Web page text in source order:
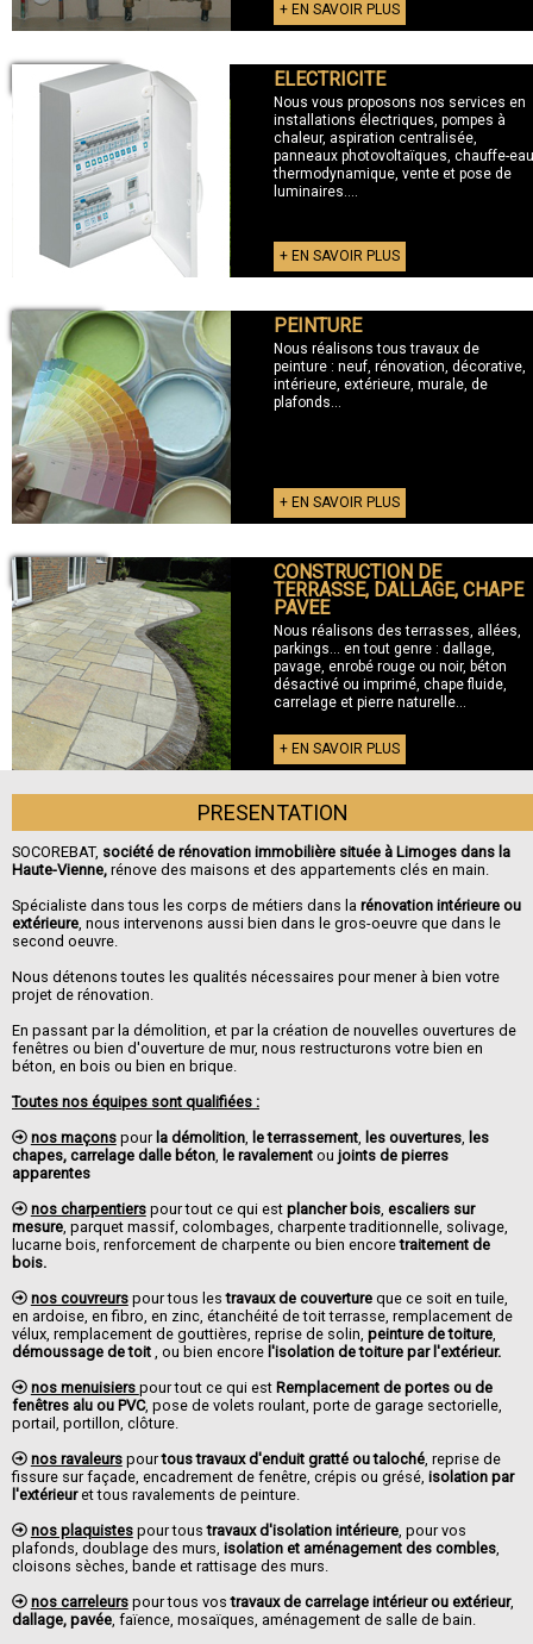
+ EN SAVOIR PLUS
+ ELECTRICITE ELECTRICITE
Nous vous proposons nos services en
installations électriques, pompes à
chaleur, aspiration centralisée,
panneaux photovoltaïques, chauffe-eau
thermodynamique, vente et pose de
luminaires....
+ EN SAVOIR PLUS
+ PEINTURE PEINTURE
Nous réalisons tous travaux de
peinture : neuf, rénovation, décorative,
intérieure, extérieure, murale, de
plafonds...
+ EN SAVOIR PLUS
+ TERRASSE CONSTRUCTION DE
TERRASSE, DALLAGE, CHAPE
PAVEE
Nous réalisons des terrasses, allées,
parkings... en tout genre : dallage,
pavage, enrobé rouge ou noir, béton
désactivé ou imprimé, chape fluide,
carrelage et pierre naturelle...
+ EN SAVOIR PLUS
PRESENTATION
SOCOREBAT, société de rénovation immobilière située à Limoges dans la
Haute-Vienne, rénove des maisons et des appartements clés en main.
Spécialiste dans tous les corps de métiers dans la rénovation intérieure ou
extérieure , nous intervenons aussi bien dans le gros-oeuvre que dans le
second oeuvre.
Nous détenons toutes les qualités nécessaires pour mener à bien votre
projet de rénovation.
En passant par la démolition, et par la création de nouvelles ouvertures de
fenêtres ou bien d'ouverture de mur, nous restructurons votre bien en
béton, en bois ou bien en brique.
Toutes nos équipes sont qualifiées :
nos maçonspour la démolition, le terrassement, les ouvertures, les
chapes, carrelage dalle béton le ravalement ou joints de pierres
apparentes
nos charpentierspour tout ce qui est plancher bois, escaliers sur
mesure , parquet massif, colombages, charpente traditionnelle, solivage,
lucarne bois, renforcement de charpente ou bien encoretraitement de
bois.
nos couvreurspour tous lestravaux de couvertureque ce soit en tuile,
en ardoise, en fibro, en zinc, étanchéité de toit terrasse, remplacement de
vélux, remplacement de gouttières, reprise de solin, peinture de toiture
démoussage de toit , ou bien encore l'isolation de toiture par l'extérieur.
nos menuisiers pour tout ce qui est Remplacement de portes ou de
fenêtres alu ou PVC, pose de volets roulant, porte de garage sectorielle,
portail, portillon, clôture.
nos ravaleurspourtous travaux d'enduit gratté ou taloché, reprise de
fissure sur façade, encadrement de fenêtre, crépis ou grésé, isolation par
l'extérieuret tous ravalements de peinture.
nos plaquistespour toustravaux d'isolation intérieure, pour vos
plafonds, doublage des murs, isolation et aménagement des combles
cloisons sèches, bande et rattisage des murs.
nos carreleurspour tous vostravaux de carrelage intérieur ou extérieur,
dallage, pavée , faïence, mosaïques, aménagement de salle de bain.